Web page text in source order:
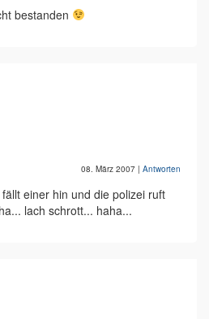
bestanden
08. März 2007 | Antworten
einer hin und die polizei ruft
lach schrott... haha...